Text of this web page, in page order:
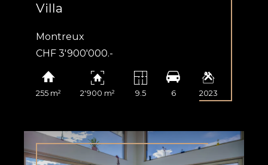
Villa
Montreux
CHF 3'900'000.-
255 m² 2'900 m² 9.5 6 2023